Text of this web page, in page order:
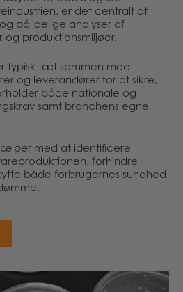
er det centralt at
pålidelige analyser af
og produktionsmiljøer.
typisk tæt sammen med
og leverandører for at sikre,
både nationale og
samt branchens egne
med at identificere
forhindre
både forbrugernes sundhed